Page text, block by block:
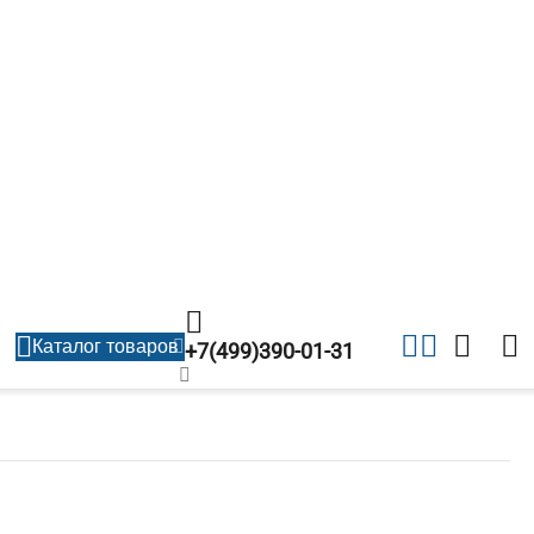
Каталог товаров +7(499)390-01-31